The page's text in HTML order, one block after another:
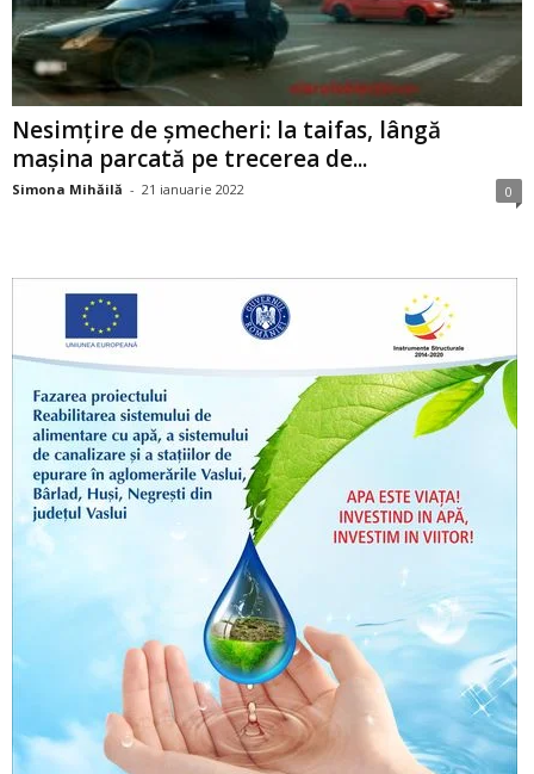
Nesimțire de șmecheri: la taifas, lângă
mașina parcată pe trecerea de...
Simona Mihăilă - 21 ianuarie 2022 0